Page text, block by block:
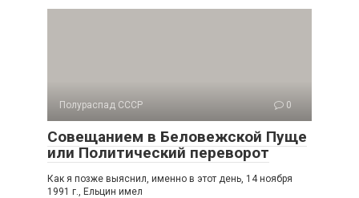
Полураспад СССР 0
Совещанием в Беловежской Пуще
или Политический переворот
Как я позже выяснил, именно в этот день, 14 ноября
1991 г., Ельцин имел